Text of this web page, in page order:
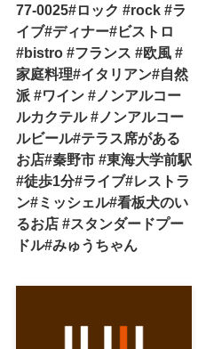
77-0025#ロック #rock #ラ
イブ#ディナー#ビストロ
#bistro #フランス #欧風 #
家庭料理#イタリアン#自然
派 #ワイン #ノンアルコー
ルカクテル #ノンアルコー
ルビール#テラス席がある
お店#秦野市 #東海大学前駅
#徒歩1分#ライブ#レストラ
ン#ミッシェル#看板犬のい
るお店 #スタンダードプー
ドル#みゅうちゃん